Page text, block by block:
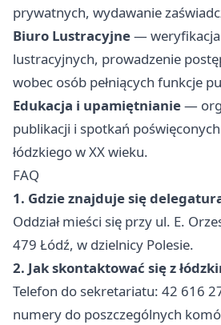
prywatnych, wydawanie
Biuro Lustracyjne— weryfikacja
lustracyjnych, prowadzenie
wobec osób pełniących funkcje
Edukacja i upamiętnianie—
publikacji i spotkań
łódzkiego w XX wieku.
FAQ
1. Gdzie znajduje się
Oddział mieści się przy ul. E.
479 Łódź, w dzielnicy Polesie.
2. Jak skontaktować się z
Telefon do sekretariatu: 42 616
numery do poszczególnych